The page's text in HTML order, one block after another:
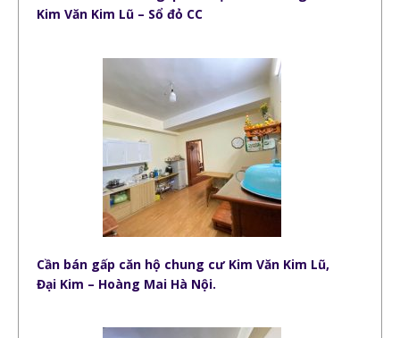
Kim Văn Kim Lũ – Sổ đỏ CC
Cần bán gấp căn hộ chung cư Kim Văn Kim Lũ,
Đại Kim – Hoàng Mai Hà Nội.